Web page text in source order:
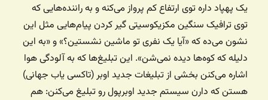
یک پهپاد داره توی ارتفاع کم پرواز می‌کنه و به راننده‌هایی که
توی ترافیک سنگین مکزیکوسیتی گیر کردن پیام‌هایی مثل این
نشون می‌ده که «آیا یک نفری تو ماشین نشستین؟» و «به این
دلیله که کوه‌ها دیده نمی‌شن». این تبلیغ‌ها که به آلودگی هوا
اشاره می‌کنن بخشی از تبلیغات جدید اوبر (تاکسی یاب جهانی)
هستن که دارن سیستم جدید اوبرپول رو تبلیغ می‌کنن: هم